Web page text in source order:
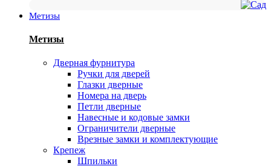
Метизы
Метизы
Дверная фурнитура
Ручки для дверей
Глазки дверные
Номера на дверь
Петли дверные
Навесные и кодовые замки
Ограничители дверные
Врезные замки и комплектующие
Крепеж
Шпильки